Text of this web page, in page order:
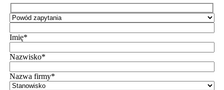
Imię*
Nazwisko*
Nazwa firmy*